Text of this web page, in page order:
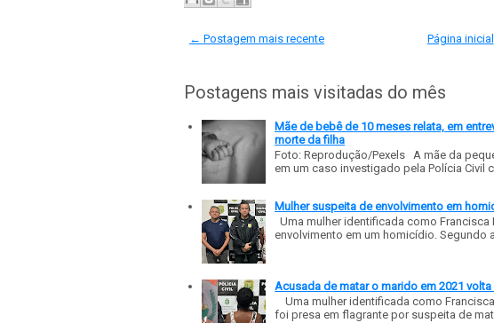
← Postagem mais recente Página inicial
Postagens mais visitadas do mês
Mãe de bebê de 10 meses relata, em
morte da filha
Foto: Reprodução/Pexels A mãe da
em um caso investigado pela Polícia Civil
Mulher suspeita de envolvimento em
Uma mulher identificada como
envolvimento em um homicídio. Segundo
Acusada de matar o marido em 2021
Uma mulher identificada como
foi presa em flagrante por suspeita de